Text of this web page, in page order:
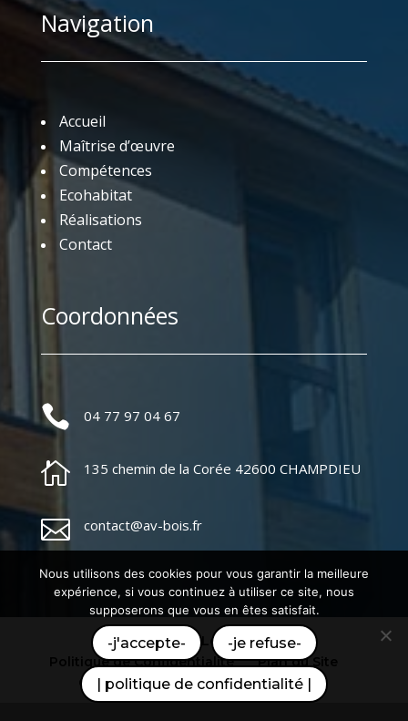
Navigation
Accueil
Maîtrise d’œuvre
Compétences
Ecohabitat
Réalisations
Contact
Coordonnées
 04 77 97 04 67
 135 chemin de la Corée 42600 CHAMPDIEU
 contact@av-bois.fr
Mentions Légales
Politique de Confidentialité
Plan du Site
Création Site Internet | WEBILIKO |
Nous utilisons des cookies pour vous garantir la meilleure
expérience, si vous continuez à utiliser ce site, nous
supposerons que vous en êtes satisfait.
-j'accepte- -je refuse-
| politique de confidentialité |